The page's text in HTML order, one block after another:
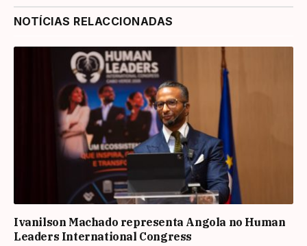
NOTÍCIAS RELACCIONADAS
Ivanilson Machado representa Angola no Human
Leaders International Congress